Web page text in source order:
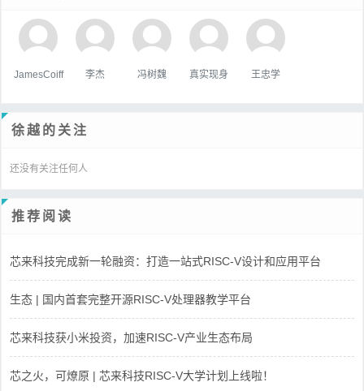
JamesCoiff 李杰 冯树魏 真实现身 王忠学
徐越的关注
还没有关注任何人
推荐阅读
芯来科技完成新一轮融资：打造一站式RISC-V设计和应用平台
生态 | 国内首套完整开源RISC-V处理器教学平台
芯来科技获小米投资，加速RISC-V产业生态布局
芯之火，可燎原 | 芯来科技RISC-V大学计划上线啦！